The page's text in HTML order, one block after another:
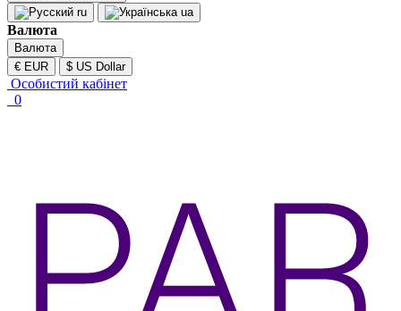
ru
ua
Валюта
Валюта
€ EUR
$ US Dollar
Особистий кабінет
0